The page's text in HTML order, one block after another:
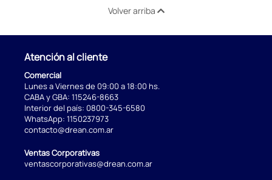
Volver arriba
Atención al cliente
Comercial
Lunes a Viernes de 09:00 a 18:00 hs.
CABA y GBA: 115246-8663
Interior del país: 0800-345-6580
WhatsApp: 1150237973
contacto@drean.com.ar
Ventas Corporativas
ventascorporativas@drean.com.ar